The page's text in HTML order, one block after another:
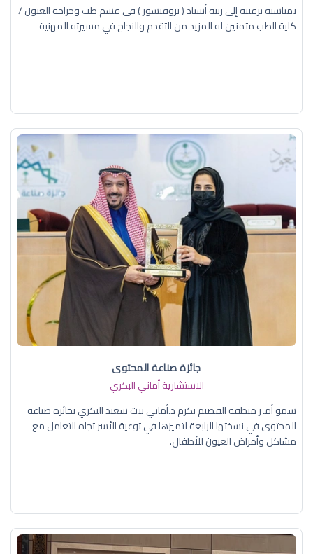
بمناسبة ترقيته إلى رتبة أستاذ ( بروفيسور ) في قسم طب وجراحة العيون /
كلية الطب متمنين له المزيد من التقدم والنجاح في مسيرته المهنية
جائزة صناعة المحتوى
الاستشارية أماني البكري
سمو أمير منطقة القصيم يكرم د.أماني بنت سعيد البكري بجائزة صناعة
المحتوى في نسختها الرابعة لتميزها في توعية الأسر تجاه التعامل مع
مشاكل وأمراض العيون للأطفال.